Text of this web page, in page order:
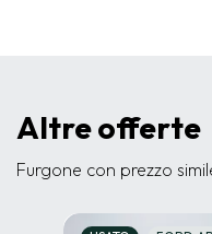
Altre offerte
Furgone con prezzo